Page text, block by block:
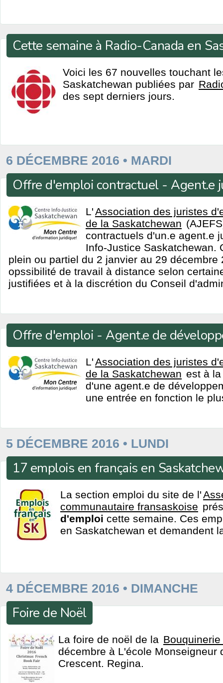
Cette semaine à Radio-Canada en
Voici les 67 nouvelles touchant
Saskatchewan publiées par
des sept derniers jours.
6 DÉCEMBRE 2016 • MARDI
Offre d'emploi contractuel - Agent.e
L'Association des juristes
de la Saskatchewan
contractuels d'un.e agent.e
Info-Justice Saskatchewan.
plein ou partiel du 2 janvier au 29 décembre
opssibilité de travail à distance selon
justifiées et à la discrétion du Conseil
Offre d'emploi - Agent.e de
L'Association des juristes
de la Saskatchewan est à
d'une agent.e de
une entrée en fonction le
5 DÉCEMBRE 2016 • LUNDI
17 emplois en français en
La section emploi du site de l'
communautaire fransaskoise
d'emploi cette semaine. Ces
en Saskatchewan et demandent
4 DÉCEMBRE 2016 • DIMANCHE
Foire de Noël
La foire de noël de la
décembre à L'école Monseigneur
Crescent. Regina.